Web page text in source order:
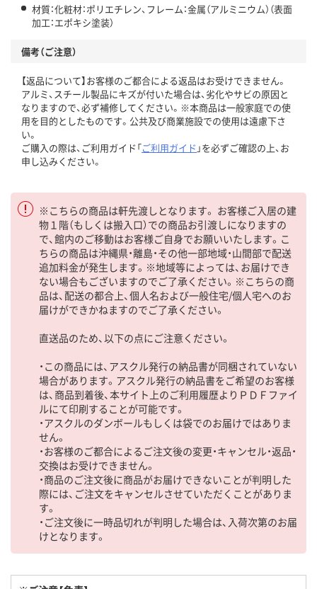
材質：化粧材：ポリエチレン、フレーム：金属（アルミニウム）（表面
加工：エポキシ塗装）
備考（ご注意）
【返品について】お客様のご都合による返品はお受けできません。
アルミ、スチール製品にキズが付いた場合は、劣化やサビの原因と
なりますので、必ず補修してください。※本商品は一般家庭での使
用を目的としたものです。公共及び商業施設での使用は遠慮下さ
い。
ご購入の際は、ご利用ガイド「ご利用ガイド 」を必ずご確認の上、お
申し込みください。
※こちらの商品は軒先渡しとなります。 お客様ご入居の建
物１階（もしくは搬入口）での商品お引渡しになりますの
で、館内のご移動はお客様ご自身でお願いいたします。こ
ちらの商品は沖縄県・離島・その他一部地域・山間部で配送
追加料金が発生します。※地域等によっては、お届けでき
ない場合もございますのでご了承ください。※こちらの商
品は、配送の都合上、個人名および一般住宅/個人宅へのお
届けができかねますのでご了承ください。
直送品のため、以下の点にご注意ください。
・この商品には、アスクル発行の納品書が同梱されていない
場合があります。アスクル発行の納品書をご希望のお客様
は、商品到着後、本サイト上のご利用履歴よりＰＤＦファイ
ルにて印刷することが可能です。
・アスクルのダンボールもしくは袋でのお届けではありま
せん。
・お客様のご都合によるご注文後の変更・キャンセル・返品・
交換はお受けできません。
・商品のご注文後に商品がお届けできないことが判明した
際には、ご注文をキャンセルさせていただくことがありま
す。
・ご注文後に一時品切れが判明した場合は、入荷次第のお届
けとなります。